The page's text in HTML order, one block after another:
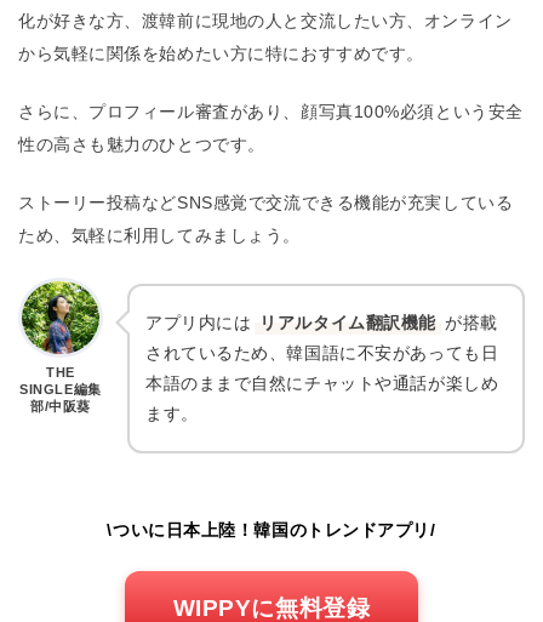
化が好きな方、渡韓前に現地の人と交流したい方、オンライン
から気軽に関係を始めたい方に特におすすめです。
さらに、プロフィール審査があり、顔写真100%必須という安全
性の高さも魅力のひとつです。
ストーリー投稿などSNS感覚で交流できる機能が充実している
ため、気軽に利用してみましょう。
THE
SINGLE編集
部/中阪葵
アプリ内には リアルタイム翻訳機能 が搭載
されているため、韓国語に不安があっても日
本語のままで自然にチャットや通話が楽しめ
ます。
\ついに日本上陸！韓国のトレンドアプリ/
WIPPYに無料登録